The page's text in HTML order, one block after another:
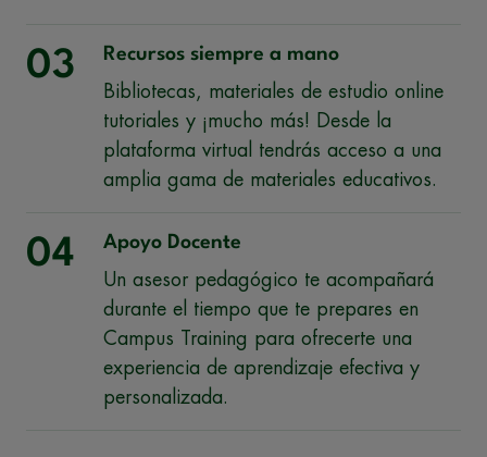
03
Recursos siempre a mano
Bibliotecas, materiales de estudio online
tutoriales y ¡mucho más! Desde la
plataforma virtual tendrás acceso a una
amplia gama de materiales educativos.
04
Apoyo Docente
Un asesor pedagógico te acompañará
durante el tiempo que te prepares en
Campus Training para ofrecerte una
experiencia de aprendizaje efectiva y
personalizada.